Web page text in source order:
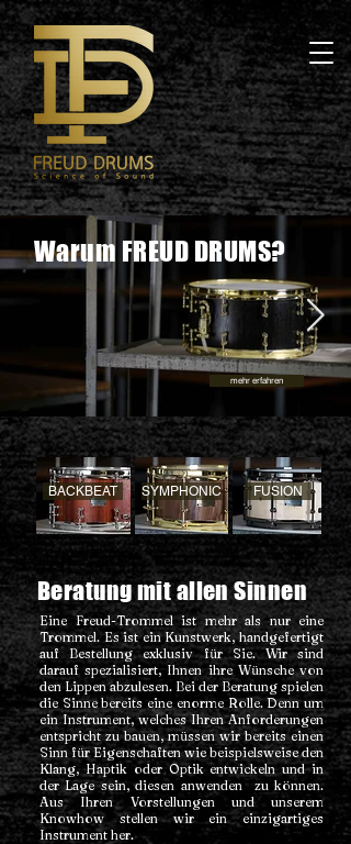
Warum FREUD DRUMS?
mehr erfahren
BACKBEAT SYMPHONIC FUSION
Beratung mit allen Sinnen
Eine Freud-Trommel ist mehr als nur eine
Trommel. Es ist ein Kunstwerk, handgefertigt
auf Bestellung exklusiv für Sie. Wir sind
darauf spezialisiert, Ihnen ihre Wünsche von
den Lippen abzulesen. Bei der Beratung spielen
die Sinne bereits eine enorme Rolle. Denn um
ein Instrument, welches Ihren Anforderungen
entspricht zu bauen, müssen wir bereits einen
Sinn für Eigenschaften wie beispielsweise den
Klang, Haptik oder Optik entwickeln und in
der Lage sein, diesen anwenden zu können.
Aus Ihren Vorstellungen und unserem
Knowhow stellen wir ein einzigartiges
Instrument her.